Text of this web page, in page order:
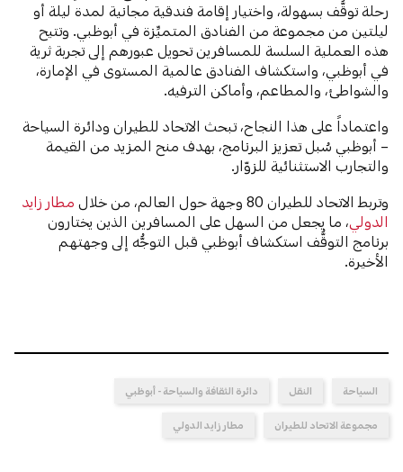
رحلة توقُّف بسهولة، واختيار إقامة فندقية مجانية لمدة ليلة أو
ليلتين من مجموعة من الفنادق المتميِّزة في أبوظبي. وتتيح
هذه العملية السلسة للمسافرين تحويل عبورهم إلى تجربة ثرية
في أبوظبي، واستكشاف الفنادق عالمية المستوى في الإمارة،
والشواطئ، والمطاعم، وأماكن الترفيه.
واعتماداً على هذا النجاح، تبحث الاتحاد للطيران ودائرة السياحة
– أبوظبي سُبل تعزيز البرنامج، بهدف منح المزيد من القيمة
والتجارب الاستثنائية للزوّار.
وتربط الاتحاد للطيران 80 وجهة حول العالم، من خلال
مطار زايد
الدولي ، ما يجعل من السهل على المسافرين الذين يختارون
برنامج التوقُّف استكشاف أبوظبي قبل التوجُّه إلى وجهتهم
الأخيرة.
السياحة النقل دائرة الثقافة والسياحة - أبوظبي
مجموعة الاتحاد للطيران مطار زايد الدولي